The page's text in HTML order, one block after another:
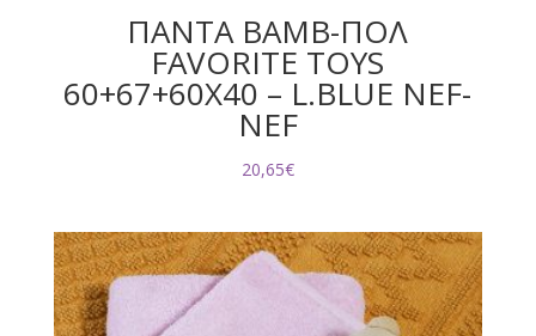
ΠΑΝΤΑ ΒΑΜΒ-ΠΟΛ
FAVORITE TOYS
60+67+60X40 – L.BLUE NEF-
NEF
20,65€